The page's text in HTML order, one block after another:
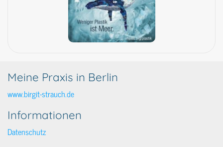
Meine Praxis in Berlin
www.birgit-strauch.de
Informationen
Datenschutz